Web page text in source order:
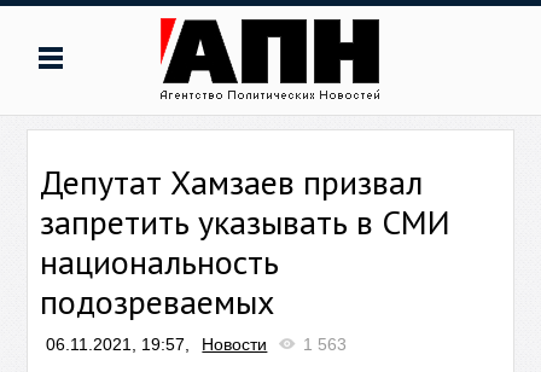
Депутат Хамзаев призвал
запретить указывать в СМИ
национальность
подозреваемых
06.11.2021, 19:57, Новости 1 563